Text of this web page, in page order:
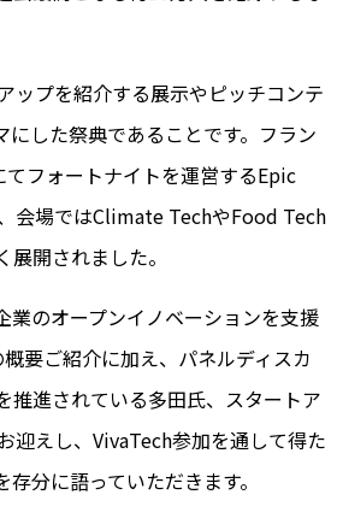
ップを紹介する展示やピッチコンテ
した祭典であることです。フラン
フォートナイトを運営するEpic
会場ではClimate TechやFood Tech
開されました。
のオープンイノベーションを支援
要ご紹介に加え、パネルディスカ
推進されている多田氏、スタートア
迎えし、VivaTech参加を通して得た
分に語っていただきます。